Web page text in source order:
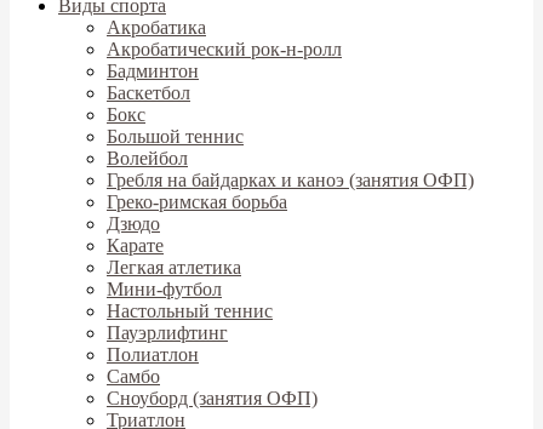
Виды спорта
Акробатика
Акробатический рок-н-ролл
Бадминтон
Баскетбол
Бокс
Большой теннис
Волейбол
Гребля на байдарках и каноэ (занятия ОФП)
Греко-римская борьба
Дзюдо
Карате
Легкая атлетика
Мини-футбол
Настольный теннис
Пауэрлифтинг
Полиатлон
Самбо
Сноуборд (занятия ОФП)
Триатлон